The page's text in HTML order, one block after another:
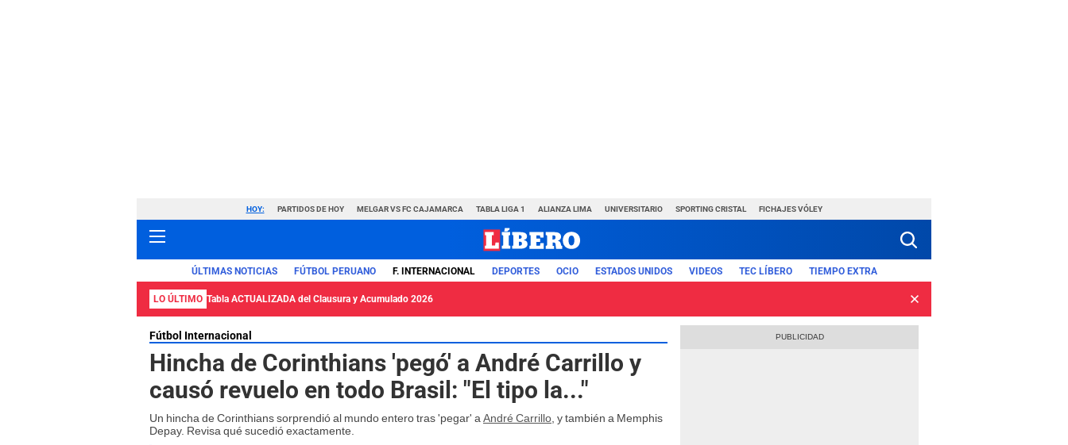
HOY: PARTIDOS DE HOY MELGAR VS FC CAJAMARCA TABLA LIGA 1 ALIANZA LIMA UNIVERSITARIO SPORTING CRISTAL FICHAJES VÓLEY
ÚLTIMAS NOTICIAS FÚTBOL PERUANO F. INTERNACIONAL DEPORTES OCIO ESTADOS UNIDOS VIDEOS TEC LÍBERO TIEMPO EXTRA
LO ÚLTIMO Tabla ACTUALIZADA del Clausura y Acumulado 2026
Fútbol Internacional
Hincha de Corinthians 'pegó' a André Carrillo y
causó revuelo en todo Brasil: "El tipo la..."
Un hincha de Corinthians sorprendió al mundo entero tras 'pegar' a André Carrillo , y también a Memphis
Depay. Revisa qué sucedió exactamente.